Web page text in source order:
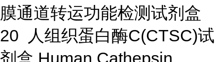
膜通道转运功能检测试剂盒
20 人组织蛋白酶C(CTSC)试
剂盒 Human Cathepsin